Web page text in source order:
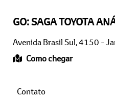
GO: SAGA TOYOTA
Avenida Brasil Sul, 4150 -
Como chegar
Contato